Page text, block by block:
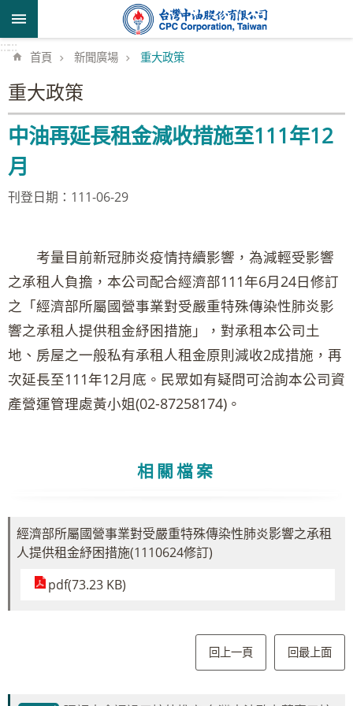
跳到主要內容區塊
::::::
首頁 新聞廣場 重大政策
重大政策
中油再延長租金減收措施至111年12
月
刊登日期：111-06-29
考量目前新冠肺炎疫情持續影響，為減輕受影響
之承租人負擔，本公司配合經濟部111年6月24日修訂
之「經濟部所屬國營事業對受嚴重特殊傳染性肺炎影
響之承租人提供租金紓困措施」，對承租本公司土
地、房屋之一般私有承租人租金原則減收2成措施，再
次延長至111年12月底。民眾如有疑問可洽詢本公司資
產營運管理處黃小姐(02-87258174)。
相關檔案
經濟部所屬國營事業對受嚴重特殊傳染性肺炎影響之承租
人提供租金紓困措施(1110624修訂)
pdf(73.23 KB)
回上一頁 回最上面